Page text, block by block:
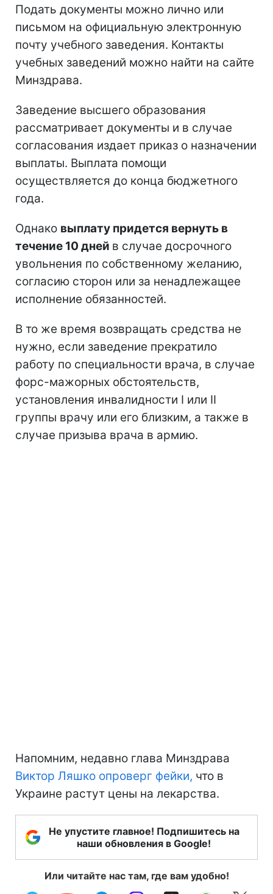
Подать документы можно лично или
письмом на официальную электронную
почту учебного заведения. Контакты
учебных заведений можно найти на сайте
Минздрава.
Заведение высшего образования
рассматривает документы и в случае
согласования издает приказ о назначении
выплаты. Выплата помощи
осуществляется до конца бюджетного
года.
Однако выплату придется вернуть в
течение 10 дней в случае досрочного
увольнения по собственному желанию,
согласию сторон или за ненадлежащее
исполнение обязанностей.
В то же время возвращать средства не
нужно, если заведение прекратило
работу по специальности врача, в случае
форс-мажорных обстоятельств,
установления инвалидности I или II
группы врачу или его близким, а также в
случае призыва врача в армию.
Напомним, недавно глава Минздрава
Виктор Ляшко опроверг фейки, что в
Украине растут цены на лекарства.
Не упустите главное! Подпишитесь на
наши обновления в Google!
Или читайте нас там, где вам удобно!